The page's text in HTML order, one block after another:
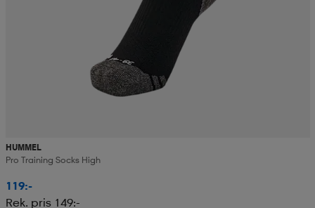
HUMMEL
Pro Training Socks High
119:-
Rek. pris 149:-